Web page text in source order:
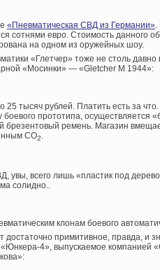
«Пневматическая СВД из Германии».
сотнями евро. Стоимость данного
на одном из оружейных шоу.
«Глетчер» тоже не столь
«Мосинки» — «Gletcher M 1944»:
тысяч рублей. Платить есть за
боевого прототипа, осуществляется
брезентовый ремень. Магазин
СО2.
увы, всего лишь «пластик под
солидно..
клонам боевого
достаточно примитивное, правда, и
4», выпускаемое компанией